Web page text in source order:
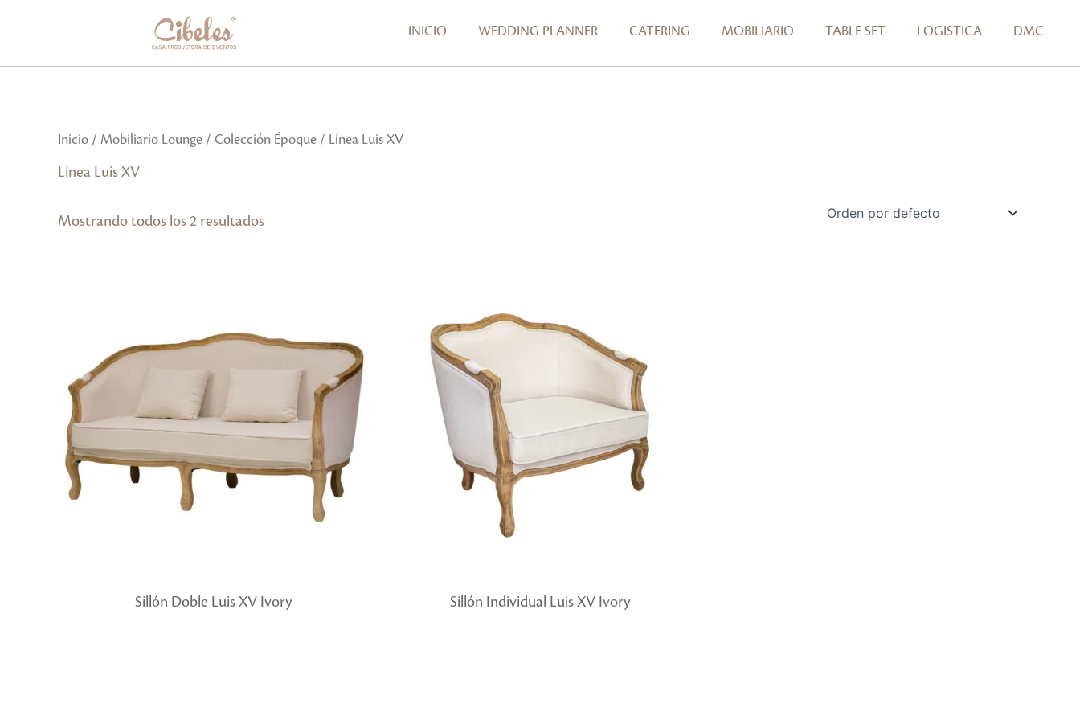
INICIO WEDDING PLANNER CATERING MOBILIARIO TABLE SET LOGISTICA DMC
Inicio / Mobiliario Lounge / Colección Époque / Línea Luis XV
Línea Luis XV
Mostrando todos los 2 resultados
Sillón Doble Luis XV Ivory Sillón Individual Luis XV Ivory